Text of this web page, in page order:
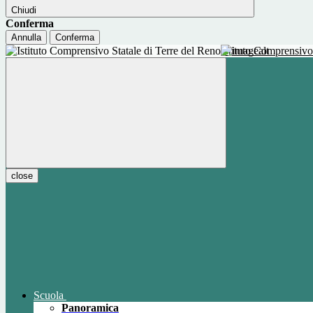
Chiudi
Conferma
Annulla Conferma
Istituto
close
Scuola
Panoramica